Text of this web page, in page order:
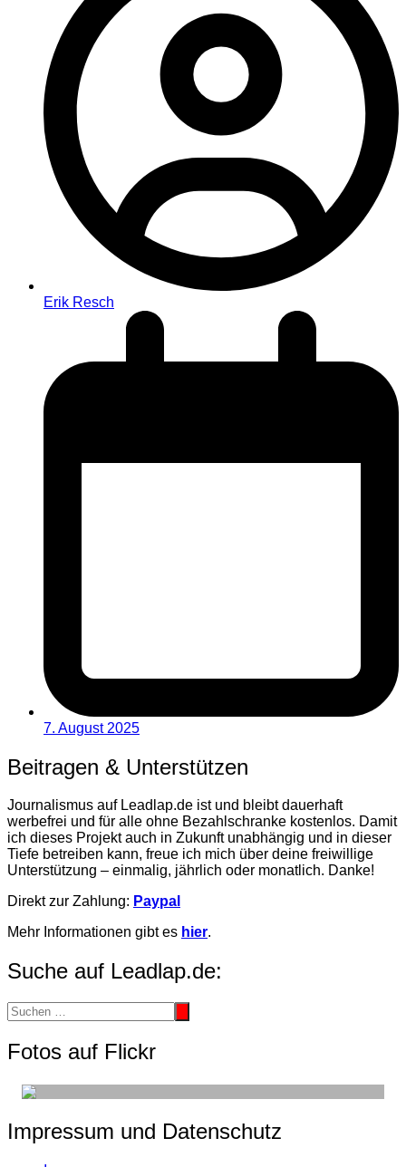
Erik Resch
7. August 2025
Beitragen & Unterstützen
Journalismus auf Leadlap.de ist und bleibt dauerhaft
werbefrei und für alle ohne Bezahlschranke kostenlos. Damit
ich dieses Projekt auch in Zukunft unabhängig und in dieser
Tiefe betreiben kann, freue ich mich über deine freiwillige
Unterstützung – einmalig, jährlich oder monatlich. Danke!
Direkt zur Zahlung: Paypal
Mehr Informationen gibt es hier.
Suche auf Leadlap.de:
Fotos auf Flickr
Impressum und Datenschutz